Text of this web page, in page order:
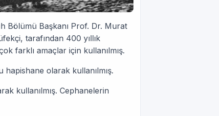
Bölümü Başkanı Prof. Dr. Murat
tarafından 400 yıllık
farklı amaçlar için kullanılmış.
olarak kullanılmış.
kullanılmış. Cephanelerin